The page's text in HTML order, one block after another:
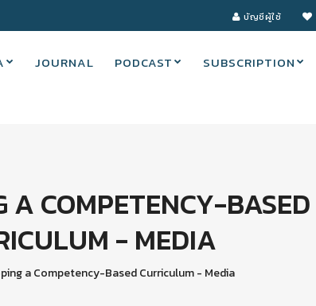
บัญชีผู้ใช้
JOURNAL PODCAST SUBSCRIPTION
A COMPETENCY-BASED
- MEDIA
a Competency-Based Curriculum - Media